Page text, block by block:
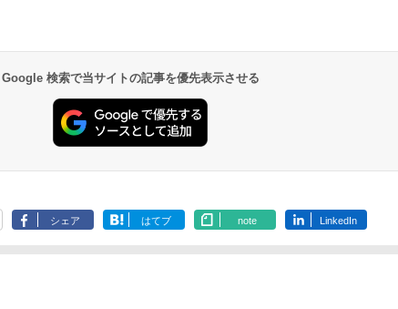
Google 検索で当サイトの記事を優先表示させる
シェア はてブ note LinkedIn